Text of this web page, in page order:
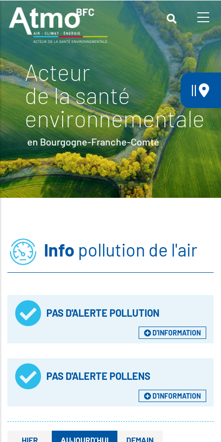
Aller
contenu
principal
||
Acteur
de la santé
environnementale
en Bourgogne-Franche-Comté
Info pollution de l'air
PAS D'ALERTE POLLUTION
D'INFORMATION
PAS D'ALERTE POLLENS
D'INFORMATION
HIER AUJOURD'HUI DEMAIN